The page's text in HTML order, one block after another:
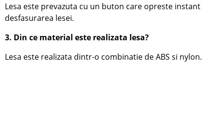
Lesa este prevazuta cu un buton care opreste instant
desfasurarea lesei.
3. Din ce material este realizata lesa?
Lesa este realizata dintr-o combinatie de ABS si nylon.